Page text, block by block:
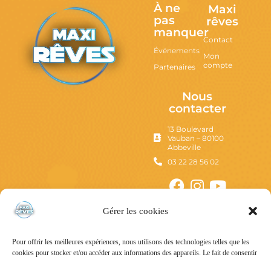
Gérer les cookies
Pour offrir les meilleures expériences, nous utilisons des technologies telles que les
cookies pour stocker et/ou accéder aux informations des appareils. Le fait de consentir
À ne
pas
manquer
Événements
Partenaires
Maxi
rêves
Contact
Mon
compte
Nous
contacter
13 Boulevard
Vauban – 80100
Abbeville
03 22 28 56 02